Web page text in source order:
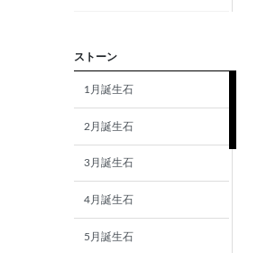
ストーン
1月誕生石
2月誕生石
3月誕生石
4月誕生石
5月誕生石